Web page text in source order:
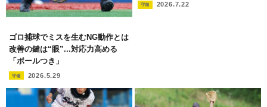
ゴロ捕球でミスを生むNG動作とは
改善の鍵は“眼”...対応力高める
「ボールつき」
守備 2026.5.29
守備 2026.7.22